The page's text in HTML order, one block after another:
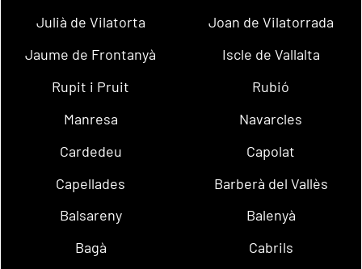
Julià de Vilatorta
Joan de Vilatorrada
Jaume de Frontanyà
Iscle de Vallalta
Rupit i Pruit
Rubió
Manresa
Navarcles
Cardedeu
Capolat
Capellades
Barberà del Vallès
Balsareny
Balenyà
Bagà
Cabrils